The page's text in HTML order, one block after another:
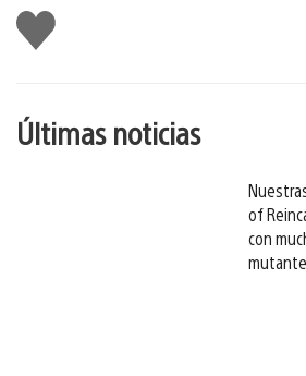
Me
gusta
Últimas noticias
of
con